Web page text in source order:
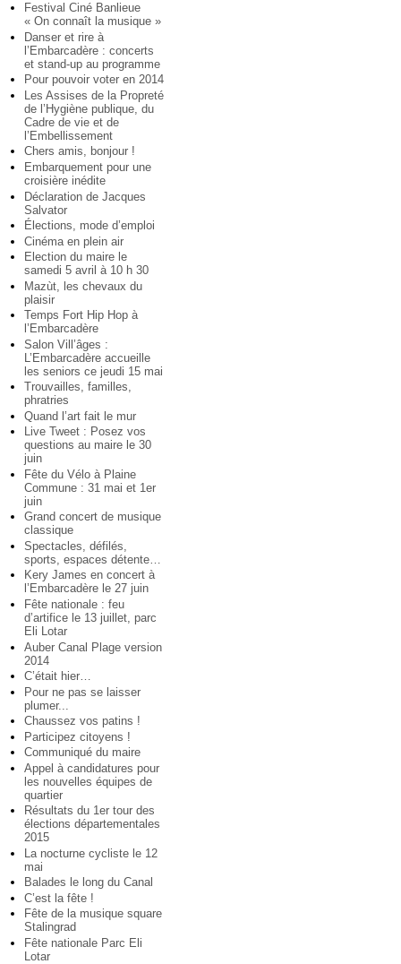
Festival Ciné Banlieue
« On connaît la musique »
Danser et rire à
l’Embarcadère : concerts
et stand-up au programme
Pour pouvoir voter en 2014
Les Assises de la Propreté
de l’Hygiène publique, du
Cadre de vie et de
l’Embellissement
Chers amis, bonjour !
Embarquement pour une
croisière inédite
Déclaration de Jacques
Salvator
Élections, mode d’emploi
Cinéma en plein air
Election du maire le
samedi 5 avril à 10 h 30
Mazùt, les chevaux du
plaisir
Temps Fort Hip Hop à
l’Embarcadère
Salon Vill’âges :
L’Embarcadère accueille
les seniors ce jeudi 15 mai
Trouvailles, familles,
phratries
Quand l’art fait le mur
Live Tweet : Posez vos
questions au maire le 30
juin
Fête du Vélo à Plaine
Commune : 31 mai et 1er
juin
Grand concert de musique
classique
Spectacles, défilés,
sports, espaces détente…
Kery James en concert à
l’Embarcadère le 27 juin
Fête nationale : feu
d’artifice le 13 juillet, parc
Eli Lotar
Auber Canal Plage version
2014
C’était hier…
Pour ne pas se laisser
plumer...
Chaussez vos patins !
Participez citoyens !
Communiqué du maire
Appel à candidatures pour
les nouvelles équipes de
quartier
Résultats du 1er tour des
élections départementales
2015
La nocturne cycliste le 12
mai
Balades le long du Canal
C’est la fête !
Fête de la musique square
Stalingrad
Fête nationale Parc Eli
Lotar